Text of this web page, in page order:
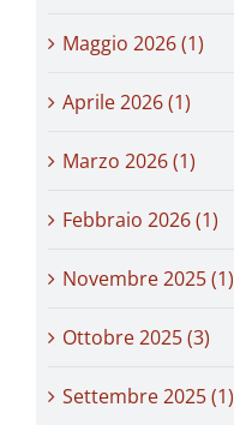
Maggio 2026 (1)
Aprile 2026 (1)
Marzo 2026 (1)
Febbraio 2026 (1)
Novembre 2025 (1)
Ottobre 2025 (3)
Settembre 2025 (1)